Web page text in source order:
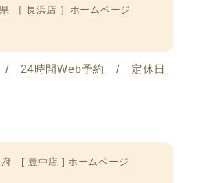
［ 長浜店 ］ホームページ
/ 24時間Web予約 / 定休日
府 [ 豊中店 ] ホームページ